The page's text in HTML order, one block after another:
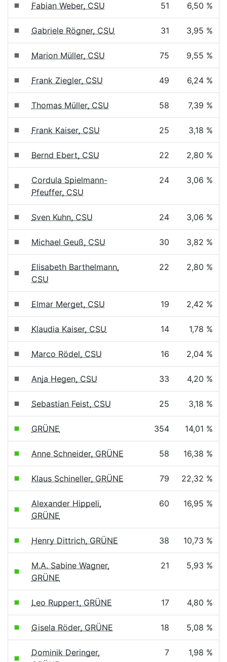
Fabian Weber, CSU 51 6,50 %
Gabriele Rögner, CSU 31 3,95 %
Marion Müller, CSU 75 9,55 %
Frank Ziegler, CSU 49 6,24 %
Thomas Müller, CSU 58 7,39 %
Frank Kaiser, CSU 25 3,18 %
Bernd Ebert, CSU 22 2,80 %
Cordula Spielmann-
Pfeuffer, CSU
24 3,06 %
Sven Kuhn, CSU 24 3,06 %
Michael Geuß, CSU 30 3,82 %
Elisabeth Barthelmann,
CSU
22 2,80 %
Elmar Merget, CSU 19 2,42 %
Klaudia Kaiser, CSU 14 1,78 %
Marco Rödel, CSU 16 2,04 %
Anja Hegen, CSU 33 4,20 %
Sebastian Feist, CSU 25 3,18 %
GRÜNE 354 14,01 %
Anne Schneider, GRÜNE 58 16,38 %
Klaus Schineller, GRÜNE 79 22,32 %
Alexander Hippeli,
GRÜNE
60 16,95 %
Henry Dittrich, GRÜNE 38 10,73 %
M.A. Sabine Wagner,
GRÜNE
21 5,93 %
Leo Ruppert, GRÜNE 17 4,80 %
Gisela Röder, GRÜNE 18 5,08 %
Dominik Deringer,
7 1,98 %